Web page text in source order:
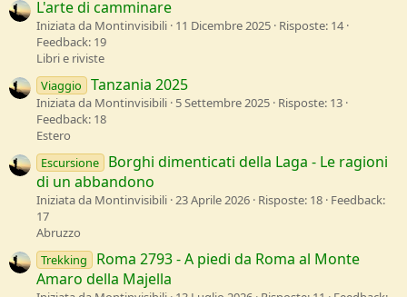
L'arte di camminare
Iniziata da Montinvisibili 11 Dicembre 2025 Risposte: 14
Feedback: 19
Libri e riviste
Viaggio
Tanzania 2025
Iniziata da Montinvisibili 5 Settembre 2025 Risposte: 13
Feedback: 18
Estero
Escursione
Borghi dimenticati della Laga - Le ragioni
di un abbandono
Iniziata da Montinvisibili 23 Aprile 2026 Risposte: 18 Feedback:
17
Abruzzo
Trekking
Roma 2793 - A piedi da Roma al Monte
Amaro della Majella